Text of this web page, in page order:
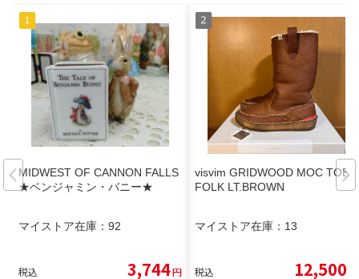
MIDWEST OF CANNON FALLS
★ベンジャミン・バニー★
マイストア在庫： 92
税込 3,744円
visvim GRIDWOOD MOC TOE-
FOLK LT.BROWN
マイストア在庫： 13
税込 12,500